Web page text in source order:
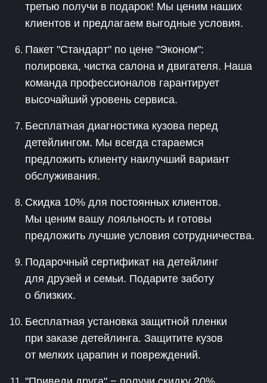
третью получи в подарок! Мы ценим наших
клиентов и предлагаем выгодные условия.
Пакет "Стандарт" по цене "Эконом":
полировка, чистка салона и двигателя. Наша
команда профессионалов гарантирует
высочайший уровень сервиса.
Бесплатная диагностика кузова перед
детейлингом. Мы всегда стараемся
предложить клиенту наилучший вариант
обслуживания.
Скидка 10% для постоянных клиентов.
Мы ценим вашу лояльность и готовы
предложить лучшие условия сотрудничества.
Подарочный сертификат на детейлинг
для друзей и семьи. Подарите заботу
о близких.
Бесплатная установка защитной пленки
при заказе детейлинга. Защитите кузов
от мелких царапин и повреждений.